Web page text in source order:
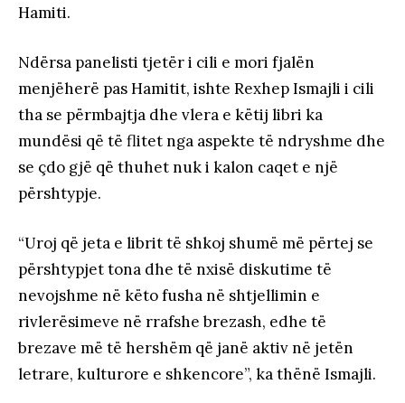
Hamiti.
Ndërsa panelisti tjetër i cili e mori fjalën
menjëherë pas Hamitit, ishte Rexhep Ismajli i cili
tha se përmbajtja dhe vlera e këtij libri ka
mundësi që të flitet nga aspekte të ndryshme dhe
se çdo gjë që thuhet nuk i kalon caqet e një
përshtypje.
“Uroj që jeta e librit të shkoj shumë më përtej se
përshtypjet tona dhe të nxisë diskutime të
nevojshme në këto fusha në shtjellimin e
rivlerësimeve në rrafshe brezash, edhe të
brezave më të hershëm që janë aktiv në jetën
letrare, kulturore e shkencore”, ka thënë Ismajli.